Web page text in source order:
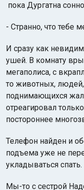
пока Дургатна
- Странно, что тебе
И сразу как
ушей. В комнату
мегаполиса, с
то животных,
поднимающихся
отреагировал
постороннее
Телефон найден и
подъема уже не
укладываться спать.
Мы-то с сестрой